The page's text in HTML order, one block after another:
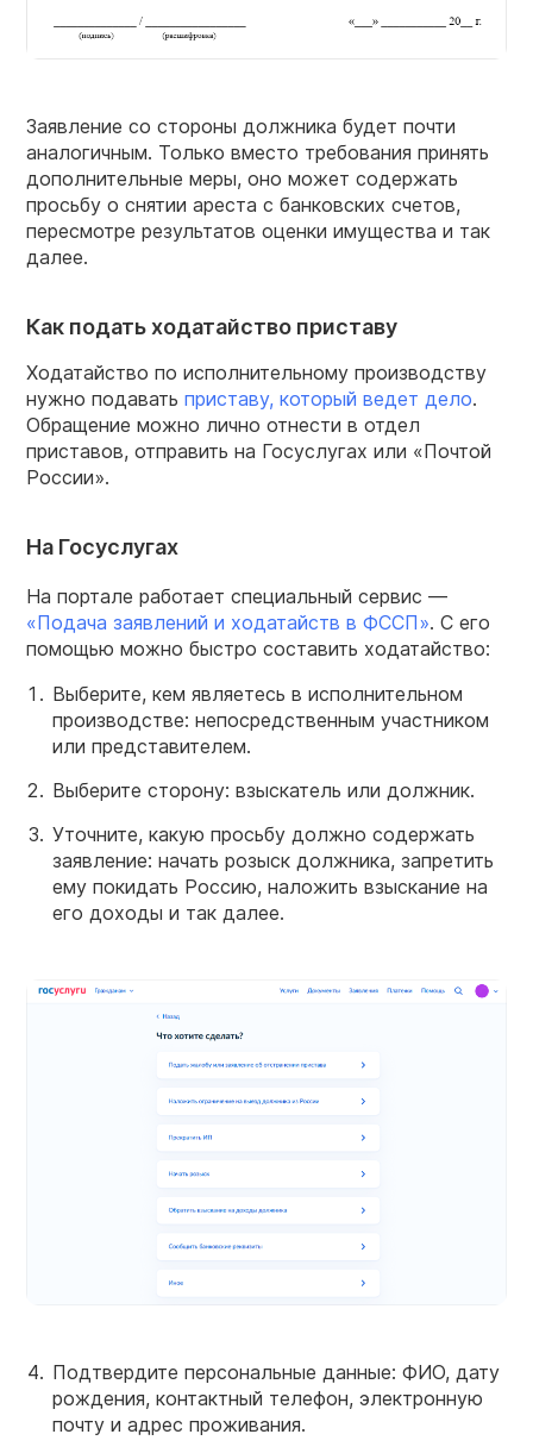
Заявление со стороны должника будет почти
аналогичным. Только вместо требования принять
дополнительные меры, оно может содержать
просьбу о снятии ареста с банковских счетов,
пересмотре результатов оценки имущества и так
далее.
Как подать ходатайство приставу
Ходатайство по исполнительному производству
нужно подавать приставу, который ведет дело.
Обращение можно лично отнести в отдел
приставов, отправить на Госуслугах или «Почтой
России».
На Госуслугах
На портале работает специальный сервис —
«Подача заявлений и ходатайств в ФССП». С его
помощью можно быстро составить ходатайство:
Выберите, кем являетесь в исполнительном
производстве: непосредственным участником
или представителем.
Выберите сторону: взыскатель или должник.
Уточните, какую просьбу должно содержать
заявление: начать розыск должника, запретить
ему покидать Россию, наложить взыскание на
его доходы и так далее.
Подтвердите персональные данные: ФИО, дату
рождения, контактный телефон, электронную
почту и адрес проживания.